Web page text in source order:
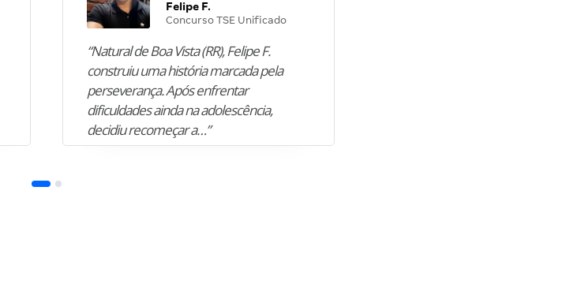
Felipe F.
Concurso TSE Unificado
“Natural de Boa Vista (RR), Felipe F.
construiu uma história marcada pela
perseverança. Após enfrentar
dificuldades ainda na adolescência,
decidiu recomeçar a…”